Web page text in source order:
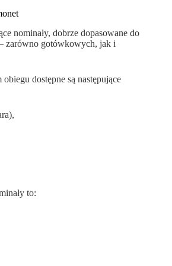
nominały, dobrze dopasowane do
zarówno gotówkowych, jak i
dostępne są następujące
to: